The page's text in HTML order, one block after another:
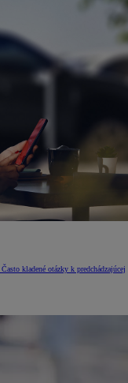
Často kladené otázky k predchádzajúcej